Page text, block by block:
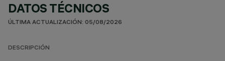
DATOS TÉCNICOS
ÚLTIMA ACTUALIZACIÓN: 05/08/2026
DESCRIPCIÓN